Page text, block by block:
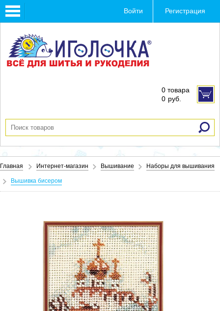
Toggle
navigation
Войти Регистрация
0 товара
0 руб.
Главная Интернет-магазин Вышивание Наборы для вышивания
Вышивка бисером